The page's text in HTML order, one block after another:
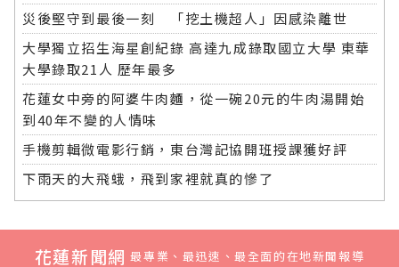
災後堅守到最後一刻 「挖土機超人」因感染離世
大學獨立招生海星創紀錄 高達九成錄取國立大學 東華
大學錄取21人 歷年最多
花蓮女中旁的阿婆牛肉麵，從一碗20元的牛肉湯開始
到40年不變的人情味
手機剪輯微電影行銷，東台灣記協開班授課獲好評
下雨天的大飛蛾，飛到家裡就真的慘了
花蓮新聞網 最專業、最迅速、最全面的在地新聞報導